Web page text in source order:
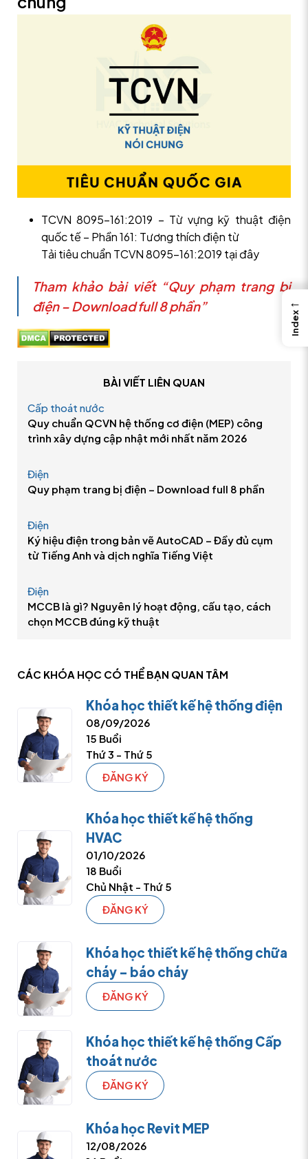
TCVN 8095-161:2019 – Từ vựng kỹ thuật điện
quốc tế – Phần 161: Tương thích điện từ
Tải tiêu chuẩn TCVN 8095-161:2019 tại đây
Tham khảo bài viết “Quy phạm trang bị
điện – Download full 8 phần”
CÁC KHÓA HỌC CÓ THỂ BẠN QUAN TÂM
Khóa học thiết kế hệ thống điện
08/09/2026
15 Buổi
Thứ 3 - Thứ 5
ĐĂNG KÝ
Khóa học thiết kế hệ thống
HVAC
01/10/2026
18 Buổi
Chủ Nhật - Thứ 5
ĐĂNG KÝ
Khóa học thiết kế hệ thống chữa
cháy – báo cháy
ĐĂNG KÝ
Khóa học thiết kế hệ thống Cấp
thoát nước
ĐĂNG KÝ
Khóa học Revit MEP
12/08/2026
BÀI VIẾT LIÊN QUAN
Cấp thoát nước
Quy chuẩn QCVN hệ thống cơ điện (MEP) công
trình xây dựng cập nhật mới nhất năm 2026
Điện
Quy phạm trang bị điện – Download full 8 phần
Điện
Ký hiệu điện trong bản vẽ AutoCAD – Đầy đủ cụm
từ Tiếng Anh và dịch nghĩa Tiếng Việt
Điện
MCCB là gì? Nguyên lý hoạt động, cấu tạo, cách
chọn MCCB đúng kỹ thuật
←
Index